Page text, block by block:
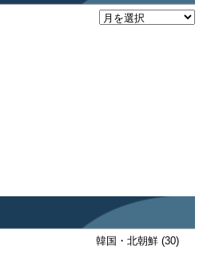
韓国・北朝鮮 (30)